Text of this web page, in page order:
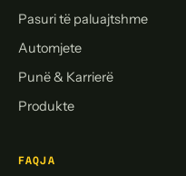
Pasuri të paluajtshme
Automjete
Punë & Karrierë
Produkte
FAQJA